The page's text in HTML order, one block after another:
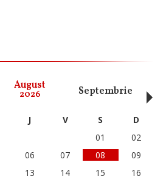
August
2026 Septembrie
J V S
D
01
02
06 07 08
09
13 14 15
16